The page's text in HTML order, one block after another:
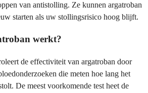
van antistolling. Ze kunnen argatroban
starten als uw stollingsrisico hoog blijft.
werkt?
de effectiviteit van argatroban door
die meten hoe lang het
De meest voorkomende test heet de